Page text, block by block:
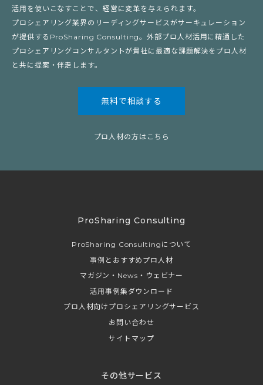
活用を使いこなすことで、経営に変革を与えられます。
プロシェアリング業界のリーディングサービスがサーキュレーション
が提供するProSharing Consulting。外部プロ人材活用に精通した
プロシェアリングコンサルタントが貴社に最適な課題解決をプロ人材
と共に提案・伴走します。
無料で相談する
プロ人材の方はこちら
ProSharing Consulting
ProSharing Consultingについて
事例とおすすめプロ人材
マガジン・News・ウェビナー
活用事例集ダウンロード
プロ人材向けプロシェアリングサービス
お問い合わせ
サイトマップ
その他サービス